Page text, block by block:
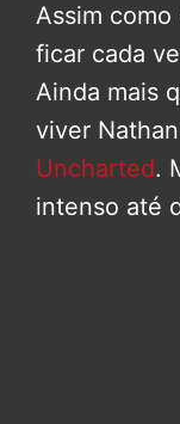
Assim
ficar cada
Ainda mais
viver
Uncharted.
intenso até